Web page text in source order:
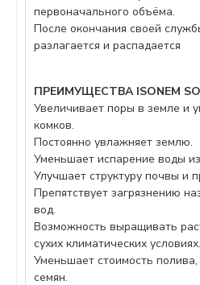
первоначального объёма.
После окончания своей
разлагается и распадается
ПРЕИМУЩЕСТВА ISONEM
Увеличивает поры в земле и
комков.
Постоянно увлажняет землю.
Уменьшает испарение воды
Улучшает структуру почвы и
Препятствует загрязнению
вод.
Возможность выращивать
сухих климатических условиях.
Уменьшает стоимость
семян.